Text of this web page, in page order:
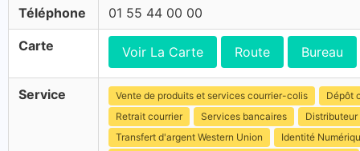
Téléphone 01 55 44 00 00
Carte Voir La Carte Route Bureau
Service Vente de produits et services courrier-colis
Dépôt
Retrait courrier
Services bancaires
Transfert d'argent Western Union
Identité